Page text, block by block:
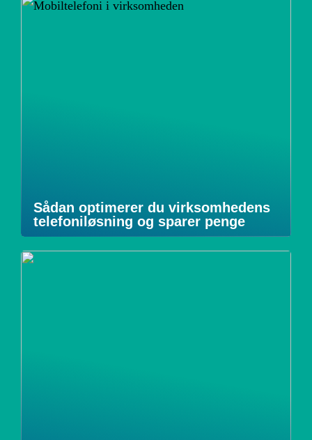
Sådan optimerer du virksomhedens
telefoniløsning og sparer penge